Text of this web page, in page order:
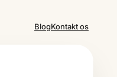
BlogKontakt os